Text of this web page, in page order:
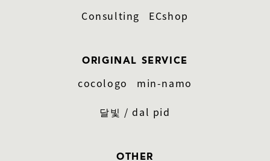
Consulting
ECshop
ORIGINAL SERVICE
cocologo
min-namo
달빛 / dal pid
OTHER